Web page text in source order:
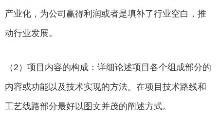
产业化，为公司赢得利润或者是填补了行业空白，推
动行业发展。
（2）项目内容的构成：详细论述项目各个组成部分的
内容或功能以及技术实现的方法。在项目技术路线和
工艺线路部分最好以图文并茂的阐述方式。